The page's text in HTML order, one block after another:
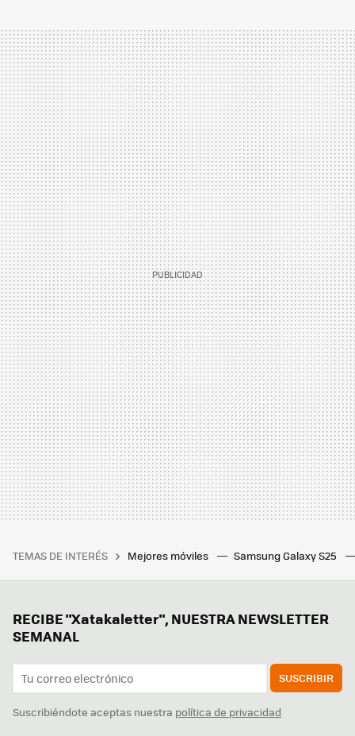
TEMAS DE INTERÉS Mejores móviles Samsung Galaxy S25
RECIBE "Xatakaletter", NUESTRA NEWSLETTER
SEMANAL
SUSCRIBIR
Suscribiéndote aceptas nuestra política de privacidad